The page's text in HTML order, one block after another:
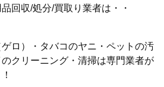
回収/処分/買取り業者は・・
ロ）・タバコのヤニ・ペットの汚
クリーニング・清掃は専門業者が